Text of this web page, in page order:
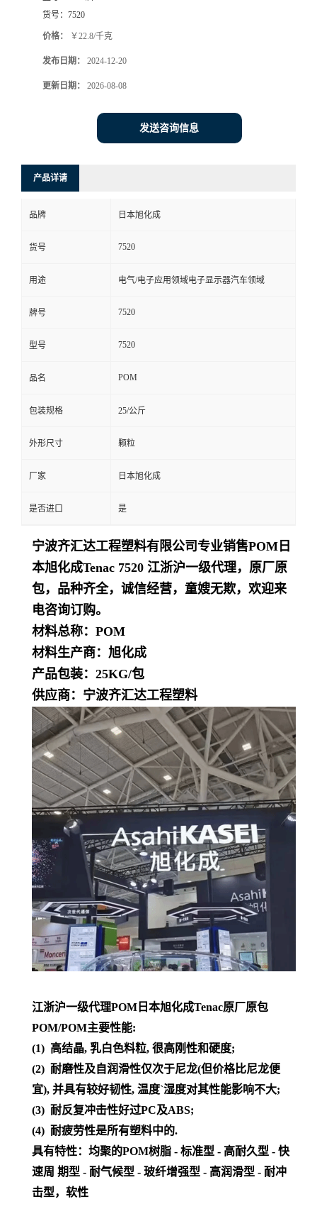
货号： 7520
价格： ￥22.8/千克
发布日期： 2024-12-20
更新日期： 2026-08-08
发送咨询信息
产品详请
品牌 日本旭化成
货号 7520
用途 电气/电子应用领域电子显示器汽车领域
牌号 7520
型号 7520
品名 POM
包装规格 25/公斤
外形尺寸 颗粒
厂家 日本旭化成
是否进口 是
宁波齐汇达工程塑料有限公司专业销售POM日
本旭化成Tenac 7520 江浙沪一级代理，原厂原
包，品种齐全，诚信经营，童嫂无欺，欢迎来
电咨询订购。
材料总称：POM
材料生产商：旭化成
产品包装：25KG/包
供应商：宁波齐汇达工程塑料
江浙沪一级代理POM日本旭化成Tenac原厂原包
POM/POM主要性能:
(1) 高结晶, 乳白色料粒, 很高刚性和硬度;
(2) 耐磨性及自润滑性仅次于尼龙(但价格比尼龙便
宜), 并具有较好韧性, 温度`湿度对其性能影响不大;
(3) 耐反复冲击性好过PC及ABS;
(4) 耐疲劳性是所有塑料中的.
具有特性：均聚的POM树脂 - 标准型 - 高耐久型 - 快
速周 期型 - 耐气候型 - 玻纤增强型 - 高润滑型 - 耐冲
击型，软性